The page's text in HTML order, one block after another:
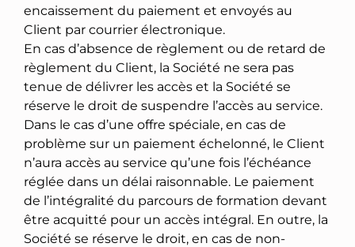
encaissement du paiement et envoyés au
Client par courrier électronique.
En cas d’absence de règlement ou de retard de
règlement du Client, la Société ne sera pas
tenue de délivrer les accès et la Société se
réserve le droit de suspendre l’accès au service.
Dans le cas d’une offre spéciale, en cas de
problème sur un paiement échelonné, le Client
n’aura accès au service qu’une fois l’échéance
réglée dans un délai raisonnable. Le paiement
de l’intégralité du parcours de formation devant
être acquitté pour un accès intégral. En outre, la
Société se réserve le droit, en cas de non-